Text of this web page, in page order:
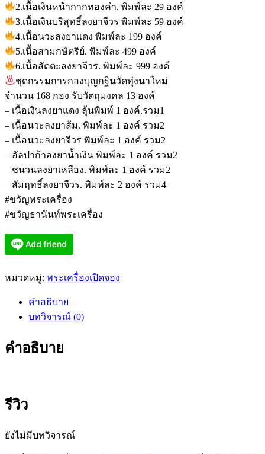
2.เนื้อเงินหน้ากากทองคำ. พิมพ์ละ 29 องค์
3.เนื้อเงินบริสุทธิ์ลงยาจีวร พิมพ์ละ 59 องค์
4.เนื้อนวะลงยาแดง พิมพ์ละ 199 องค์
5.เนื้อสามกษัตริย์. พิมพ์ละ 499 องค์
6.เนื้อสัตตะลงยาจีวร. พิมพ์ละ 999 องค์
ชุดกรรมการกองบุญกฐินวัดทุ่งนาใหม่
จำนวน 168 กอง รับวัตถุมงคล 13 องค์
– เนื้อเงินลงยาแดง ลุ้นพิมพ์ 1 องค์.รวม1
– เนื้อนวะลงยาส้ม. พิมพ์ละ 1 องค์ รวม2
– เนื้อนวะลงยาจีวร พิมพ์ละ 1 องค์ รวม2
– อัลปาก้าลงยาน้ำเงิน พิมพ์ละ 1 องค์ รวม2
– ชนวนลงยาเหลือง. พิมพ์ละ 1 องค์ รวม2
– สัมฤทธิ์ลงยาจีวร. พิมพ์ละ 2 องค์ รวม4
#ขวัญพระเครื่อง
#ขวัญธานันท์พระเครื่อง
หมวดหมู่: พระเครื่องเปิดจอง
คำอธิบาย
บทวิจารณ์ (0)
คำอธิบาย
รีวิว
ยังไม่มีบทวิจารณ์